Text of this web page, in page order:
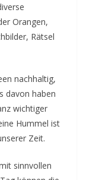
Orangen,
Rätsel
nachhaltig,
davon haben
wichtiger
Hummel ist
Zeit.
sinnvollen